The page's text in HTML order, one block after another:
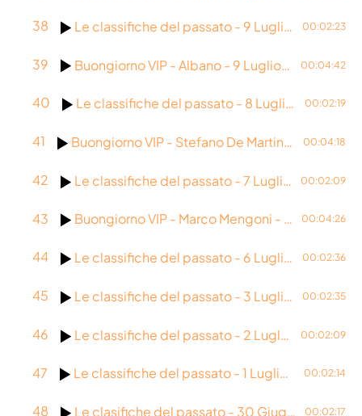
World
38 Le classifiche del passato - 9 Luglio 2018 00:02:23
39 Buongiorno VIP - Albano - 9 Luglio 2026 00:04:42
40 Le classifiche del passato - 8 Luglio 2008 00:02:19
41 Buongiorno VIP - Stefano De Martino - 7 Luglio 2026 00:04:18
42 Le classifiche del passato - 7 Luglio 1998 00:02:09
43 Buongiorno VIP - Marco Mengoni - 6 Luglio 2026 00:04:26
44 Le classifiche del passato - 6 Luglio 1986 00:02:36
45 Le classifiche del passato - 3 Luglio 1979 00:02:35
46 Le classifiche del passato - 2 Luglio 2024 00:02:09
47 Le classifiche del passato - 1 Luglio 2015 00:02:14
48 Le clasifiche del passato - 30 Giugno 2006 00:02:17